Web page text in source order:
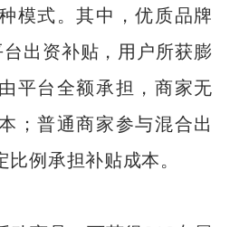
模式。其中，优质品牌
出资补贴，用户所获膨
平台全额承担，商家无
；普通商家参与混合出
例承担补贴成本。